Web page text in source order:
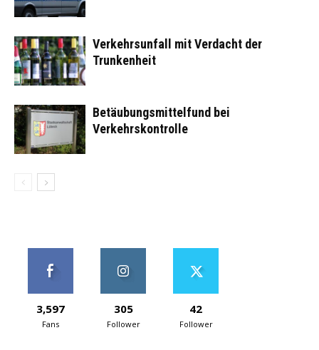
Verkehrsunfall mit Verdacht der
Trunkenheit
Betäubungsmittelfund bei
Verkehrskontrolle
3,597
Fans
305
Follower
42
Follower